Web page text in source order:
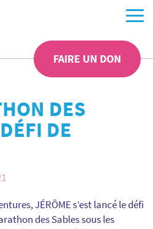
FAIRE UN DON
DES
DE
JÉRÔME s’est lancé le défi
des Sables sous les